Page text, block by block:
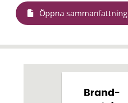
Öppna sammanfattning